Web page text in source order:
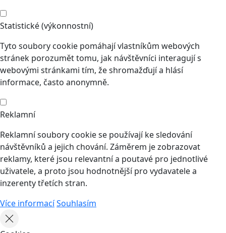
Statistické (výkonnostní)
Tyto soubory cookie pomáhají vlastníkům webových
stránek porozumět tomu, jak návštěvníci interagují s
webovými stránkami tím, že shromažďují a hlásí
informace, často anonymně.
Reklamní
Reklamní soubory cookie se používají ke sledování
návštěvníků a jejich chování. Záměrem je zobrazovat
reklamy, které jsou relevantní a poutavé pro jednotlivé
uživatele, a proto jsou hodnotnější pro vydavatele a
inzerenty třetích stran.
Více informacíSouhlasím